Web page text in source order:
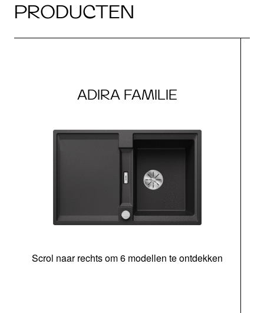
PRODUCTEN
ADIRA FAMILIE
Scrol naar rechts om 6 modellen te ontdekken